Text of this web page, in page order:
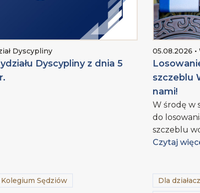
Dyscypliny
Dyscypliny z dnia 5
05.08.2026
szczeblu
nami!
W środę w
do
szczeblu
Czytaj
Kolegium Sędziów Dla